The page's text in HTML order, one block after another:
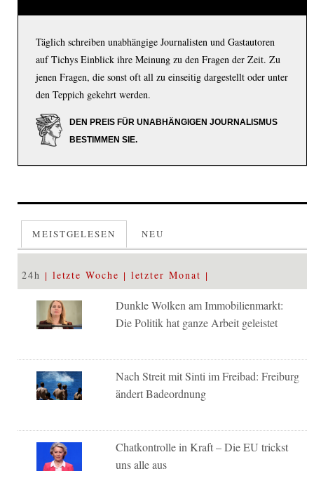
Täglich schreiben unabhängige Journalisten und Gastautoren
auf Tichys Einblick ihre Meinung zu den Fragen der Zeit. Zu
jenen Fragen, die sonst oft all zu einseitig dargestellt oder unter
den Teppich gekehrt werden.
DEN PREIS FÜR UNABHÄNGIGEN JOURNALISMUS
BESTIMMEN SIE.
MEISTGELESEN NEU
24h letzte Woche letzter Monat
Dunkle Wolken am Immobilienmarkt:
Die Politik hat ganze Arbeit geleistet
Nach Streit mit Sinti im Freibad: Freiburg
ändert Badeordnung
Chatkontrolle in Kraft – Die EU trickst
uns alle aus